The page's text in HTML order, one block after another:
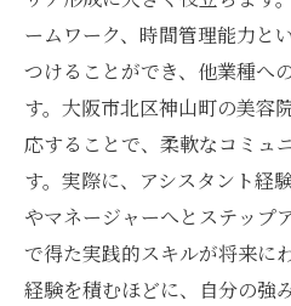
ームワーク、時間管理能力と
つけることができ、他業種へ
す。大阪市北区神山町の美容
応することで、柔軟なコミュ
す。実際に、アシスタント経
やマネージャーへとステップ
で得た実践的スキルが将来に
経験を積むほどに、自分の強